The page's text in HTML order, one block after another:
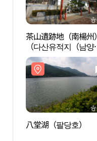
茶山遺跡地（南楊州）
（다산유적지（남양
주））
八堂湖（팔당호）